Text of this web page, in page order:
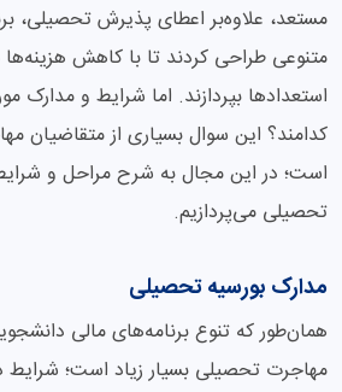
مستعد، علاوه‌بر اعطای پذیرش تحصیلی،
متنوعی طراحی کردند تا با کاهش
استعدادها بپردازند. اما شرایط و مدارک
کدامند؟ این سوال بسیاری از متقاضیان
است؛ در این مجال به شرح مراحل و
تحصیلی می‌پردازیم.
مدارک بورسیه تحصیلی
همان‌طور که تنوع برنامه‌های مالی
مهاجرت تحصیلی بسیار زیاد است؛ شرایط